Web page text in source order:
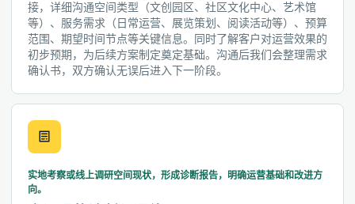
接，详细沟通空间类型（文创园区、社区文化中心、艺术馆
等）、服务需求（日常运营、展览策划、阅读活动等）、预算
范围、期望时间节点等关键信息。同时了解客户对运营效果的
初步预期，为后续方案制定奠定基础。沟通后我们会整理需求
确认书，双方确认无误后进入下一阶段。
实地考察或线上调研空间现状，形成诊断报告，明确运营基础和改进方
向。